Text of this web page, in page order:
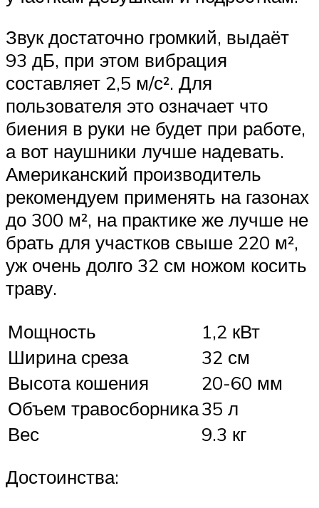
Звук достаточно громкий, выдаёт
93 дБ, при этом вибрация
составляет 2,5 м/с². Для
пользователя это означает что
биения в руки не будет при работе,
а вот наушники лучше надевать.
Американский производитель
рекомендуем применять на газонах
до 300 м², на практике же лучше не
брать для участков свыше 220 м²,
уж очень долго 32 см ножом косить
траву.
Мощность
1,2 кВт
Ширина среза
32 см
Высота кошения
20-60 мм
Объем травосборника35 л
Вес
9.3 кг
Достоинства: